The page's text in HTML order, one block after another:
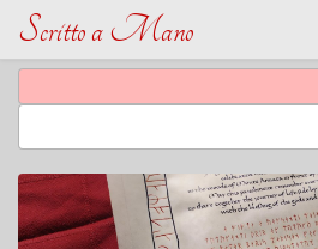
Scritto a Mano